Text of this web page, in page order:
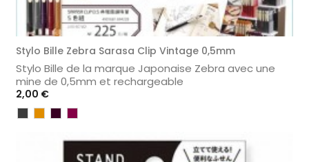
Stylo Bille Zebra Sarasa Clip Vintage 0,5mm
Stylo Bille de la marque Japonaise Zebra avec une
mine de 0,5mm et rechargeable
Prix
2,00 €